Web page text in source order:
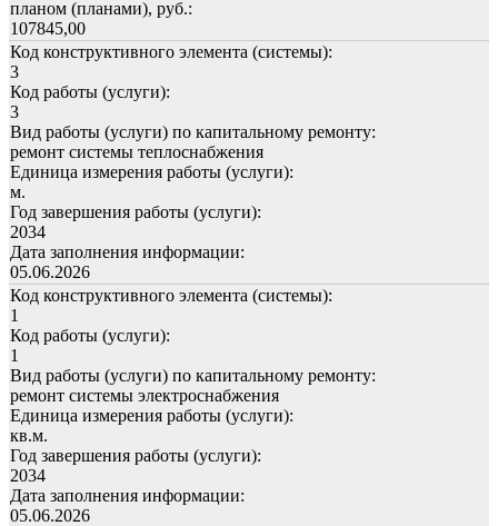
планом (планами), руб.:
107845,00
Код конструктивного элемента (системы):
3
Код работы (услуги):
3
Вид работы (услуги) по капитальному ремонту:
ремонт системы теплоснабжения
Единица измерения работы (услуги):
м.
Год завершения работы (услуги):
2034
Дата заполнения информации:
05.06.2026
Код конструктивного элемента (системы):
1
Код работы (услуги):
1
Вид работы (услуги) по капитальному ремонту:
ремонт системы электроснабжения
Единица измерения работы (услуги):
кв.м.
Год завершения работы (услуги):
2034
Дата заполнения информации:
05.06.2026